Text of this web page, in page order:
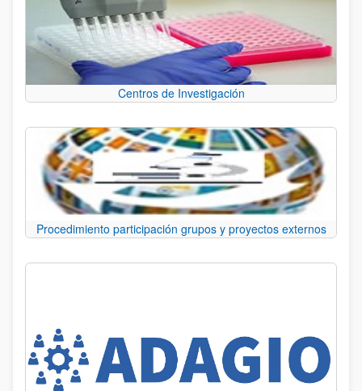
Centros de Investigación
Procedimiento participación grupos y proyectos externos